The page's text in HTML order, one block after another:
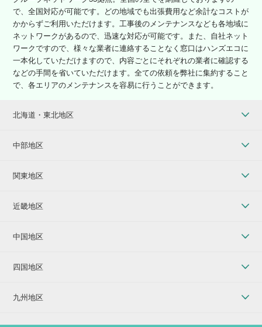
で、全国対応が可能です。どの地域でも出張費用など余計なコストが
かからずご利用いただけます。工事後のメンテナンスなども各地域に
ネットワークがあるので、迅速な対応が可能です。また、自社ネット
ワークですので、様々な業者に連絡することなく窓口はハンズエコに
一本化していただけますので、内容ごとにそれぞれの業者に確認する
などの手間を省いていただけます。全ての依頼を弊社に集約すること
で、各エリアのメンテナンスを容易に行うことができます。
北海道・東北地区
中部地区
関東地区
近畿地区
中国地区
四国地区
九州地区